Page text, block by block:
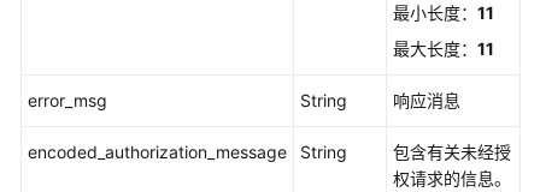
最小长度： 11
最大长度： 11
error_msg String 响应消息
encoded_authorization_message String
包含有关未经授
权请求的信息。